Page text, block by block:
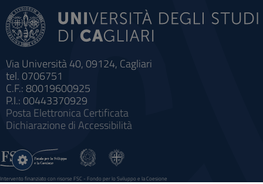
Via Università 40, 09124, Cagliari
tel. 0706751
C.F.: 80019600925
P.I.: 00443370929
Posta Elettronica Certificata
Dichiarazione di Accessibilità
Intervento finanziato con risorse FSC - Fondo per lo Sviluppo e la Coesione
Impostazioni
cookie